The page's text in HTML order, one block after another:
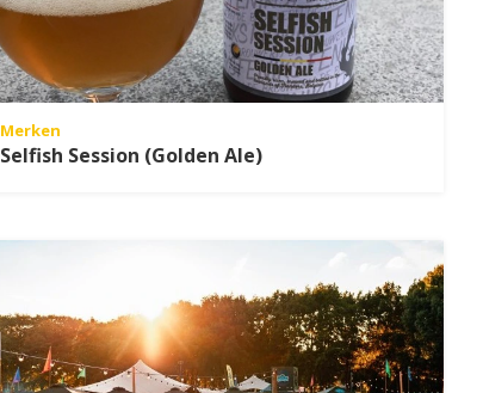
Merken
Selfish Session (Golden Ale)